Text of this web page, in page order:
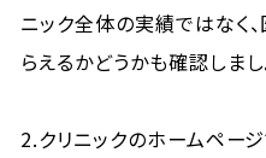
ニック全体の実績ではなく
らえるかどうかも確認しまし
2.クリニックのホームペー